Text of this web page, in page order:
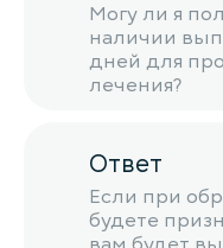
Могу ли я
наличии
дней для
лечения?
Ответ
Если при
будете